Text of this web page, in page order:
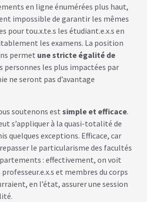
en ligne énumérées plus haut,
impossible de garantir les mêmes
pour tou.x.te.s les étudiant.e.x.s en
les examens. La position
permet une stricte égalité de
personnes les plus impactées par
ne seront pas d’avantage
soutenons est simple et efficace.
s’appliquer à la quasi-totalité de
quelques exceptions. Efficace, car
le particularisme des facultés
: effectivement, on voit
et membres du corps
en l’état, assurer une session